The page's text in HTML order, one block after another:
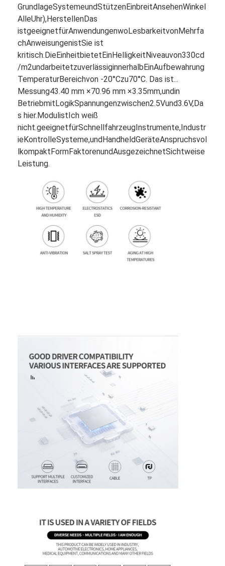
Kontakt mit uns
Nachrichten
Fälle
Bitte um ein Angebot
TFT-LCD-Display
IPS TFT LCD-Anzeige
GrundlageSystemeundStützenEinbreitAnsehenWinkel
AlleUhr),HerstellenDas
istgeeignetfürAnwendungenwoLesbarkeitvonMehrfa
chAnweisungenistSie ist
kritisch.DieEinheitbietetEinHelligkeitNiveauvon330cd
/m2undarbeitetzuverlässiginnerhalbEinAufbewahrung
TemperaturBereichvon -20°Czu70°C. Das ist...
Messung43.40 mm ×70.96 mm ×3.35mm,undin
BetriebmitLogikSpannungenzwischen2.5Vund3.6V,Da
s hier.ModulistIch weiß
nicht.geeignetfürSchnellfahrzeugInstrumente,Industr
ieKontrolleSysteme,undHandheldGeräteAnspruchsvol
lkompaktFormFaktorenundAusgezeichnetSichtweise
Leistung.